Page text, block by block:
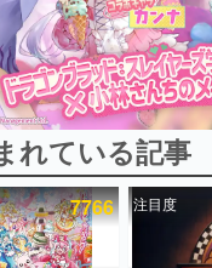
アップ
まれている記事ランキング
れている記事
7766 注目度